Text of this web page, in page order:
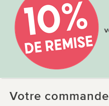
Votre commande